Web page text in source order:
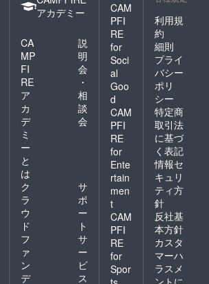
アカデミー
CA
MP
FI
RE
ア
カ
デ
ミ
ー
と
は
説
明
会
・
相
談
会
ク
ラ
ウ
ド
フ
ァ
ン
デ
サ
ポ
ー
ト
サ
ー
ビ
ス
CAM
PFI
RE
for
Soci
al
Goo
d
CAM
PFI
RE
for
Ente
rtain
men
t
CAM
PFI
RE
for
Spor
利用規
約
細則
プライ
バシー
ポリ
シー
特定商
取引法
に基づ
く表記
情報セ
キュリ
ティ方
針
反社基
本方針
カスタ
マーハ
ラスメ